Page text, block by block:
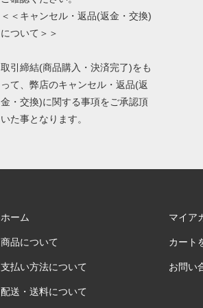
＜＜キャンセル・返品(返金・交換)
について＞＞
取引締結(商品購入・決済完了)をも
って、弊店のキャンセル・返品(返
金・交換)に関する事項をご承認頂
いた事となります。
ホーム
商品について
支払い方法について
配送・送料について
マイア
カート
お問い